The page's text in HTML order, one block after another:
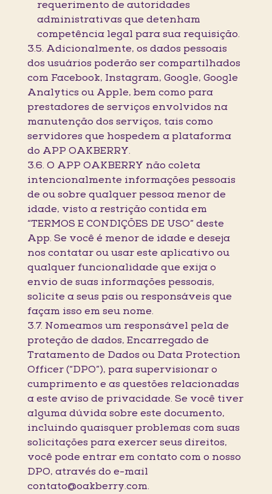
requerimento de autoridades
administrativas que detenham
competência legal para sua requisição.
3.5. Adicionalmente, os dados pessoais
dos usuários poderão ser compartilhados
com Facebook, Instagram, Google, Google
Analytics ou Apple, bem como para
prestadores de serviços envolvidos na
manutenção dos serviços, tais como
servidores que hospedem a plataforma
do APP OAKBERRY.
3.6. O APP OAKBERRY não coleta
intencionalmente informações pessoais
de ou sobre qualquer pessoa menor de
idade, visto a restrição contida em
“TERMOS E CONDIÇÕES DE USO” deste
App. Se você é menor de idade e deseja
nos contatar ou usar este aplicativo ou
qualquer funcionalidade que exija o
envio de suas informações pessoais,
solicite a seus pais ou responsáveis que
façam isso em seu nome.
3.7. Nomeamos um responsável pela de
proteção de dados, Encarregado de
Tratamento de Dados ou Data Protection
Officer (“DPO”), para supervisionar o
cumprimento e as questões relacionadas
a este aviso de privacidade. Se você tiver
alguma dúvida sobre este documento,
incluindo quaisquer problemas com suas
solicitações para exercer seus direitos,
você pode entrar em contato com o nosso
DPO, através do e-mail
contato@oakberry.com.